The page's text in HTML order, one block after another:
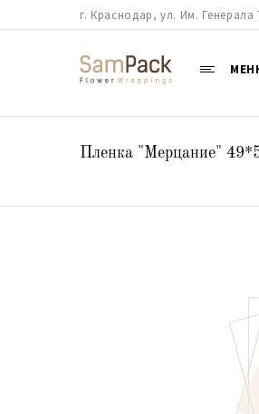
г. Краснодар, ул. Им. Генерала
Пленка "Мерцание"